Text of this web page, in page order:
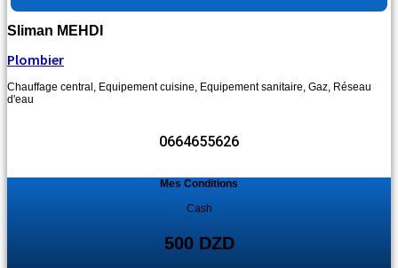
Sliman MEHDI
Plombier
Chauffage central Equipement cuisine Equipement sanitaire Gaz Réseau
d'eau
0664655626
Mes Conditions
Cash
500 DZD